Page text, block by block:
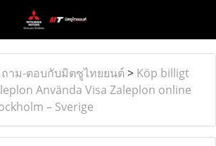
ถาม-ตอบกับมิตซูไทยยนต์ > Köp billigt
Använda Visa Zaleplon online
– Sverige